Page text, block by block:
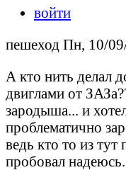
войти
пешеход Пн, 10/
А кто нить делал
двиглами от
зародыша... и
проблематично
ведь кто то из
пробовал